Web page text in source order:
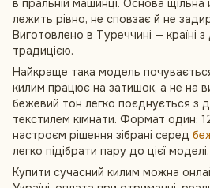
в пральній машинці. Основа щільна
лежить рівно, не сповзає й не
Виготовлено в Туреччині — країні
традицією.
Найкраще така модель почувається
килим працює на затишок, а не на
бежевий тон легко поєднується з
текстилем кімнати. Формат один:
настроєм рішення зібрані серед
легко підібрати пару до цієї моделі.
Купити сучасний килим можна